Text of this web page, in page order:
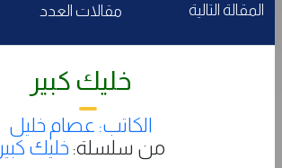
المقالة التالية مقالات العدد
خليك كبير
الكاتب: عصام خليل
من سلسلة: خليك كبير